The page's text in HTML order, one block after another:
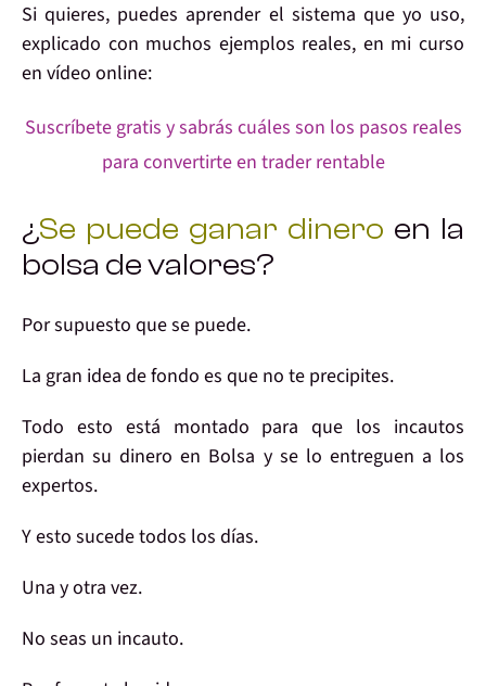
Si quieres, puedes aprender el sistema que yo uso,
explicado con muchos ejemplos reales, en mi curso
en vídeo online:
Suscríbete gratis y sabrás cuáles son los pasos reales
para convertirte en trader rentable
¿Se puede ganar dinero en la
bolsa de valores?
Por supuesto que se puede.
La gran idea de fondo es que no te precipites.
Todo esto está montado para que los incautos
pierdan su dinero en Bolsa y se lo entreguen a los
expertos.
Y esto sucedetodos los días.
Una y otra vez.
No seas un incauto.